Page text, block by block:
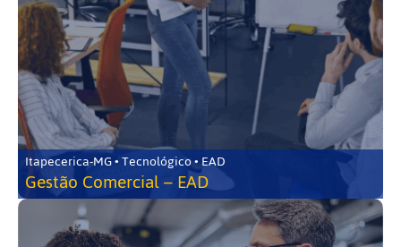
Itapecerica-MG • Tecnológico • EAD
Gestão Comercial – EAD